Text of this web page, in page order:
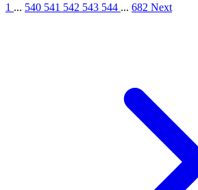
1 ... 540 541 542 543 544 ... 682 Next